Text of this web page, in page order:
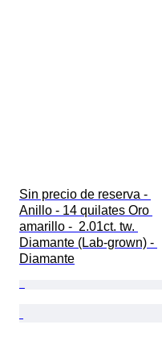
Sin precio de reserva -
Anillo - 14 quilates Oro
amarillo -  2.01ct. tw.
Diamante (Lab-grown) -
Diamante